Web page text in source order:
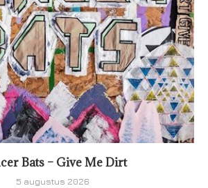
Bats – Give Me Dirt
5 augustus 2026